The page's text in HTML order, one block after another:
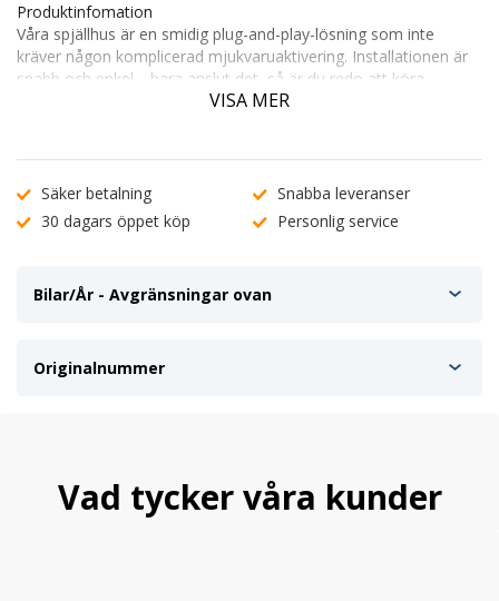
Produktinfomation
Våra spjällhus är en smidig plug-and-play-lösning som inte
kräver någon komplicerad mjukvaruaktivering. Installationen är
snabb och enkel—bara anslut det, så är du redo att köra.
Om en felkodslampa skulle tändas kan den bara släckas.
VISA MER
Säker betalning
Snabba leveranser
30 dagars öppet köp
Personlig service
Bilar/År - Avgränsningar ovan
Originalnummer
Vad tycker våra kunder